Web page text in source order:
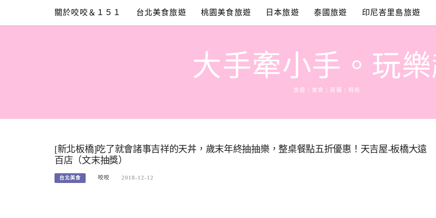
content
關於咬咬＆１５１ 台北美食旅遊 桃園美食旅遊 日本旅遊 泰國旅遊 印尼峇里島旅遊
大手牽小手。玩
旅遊 | 美食 | 商攝 | 時尚
[新北板橋]吃了就會諸事吉祥的天丼，歲末年終抽抽樂，整桌餐點五折優惠！天吉屋-板橋大遠
百店（文末抽獎）
台北美食 咬咬 2018-12-12